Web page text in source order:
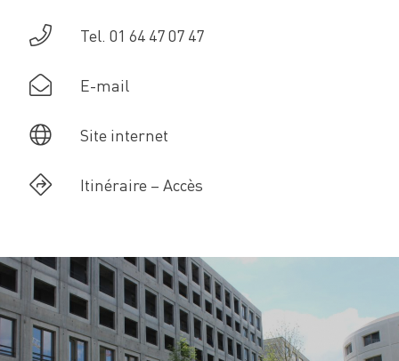
Tel. 01 64 47 07 47
E-mail
Site internet
Itinéraire – Accès